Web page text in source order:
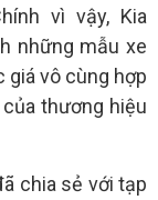
vì vậy, Kia
những mẫu xe
giá vô cùng hợp
thương hiệu
chia sẻ với tạp